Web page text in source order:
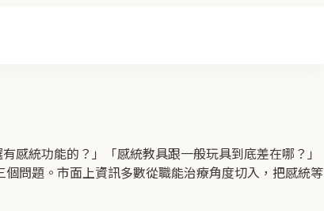
感統功能的？」「感統教具跟一般玩具到底差在哪？」
問題。市面上資訊多數從職能治療角度切入，把感統等